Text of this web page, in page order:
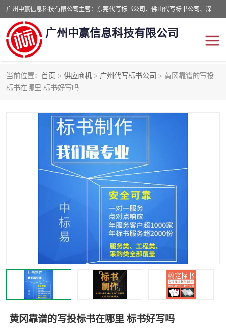
广州中赢信息科技有限公司主营：东莞代写标书公司、佛山代写标书公司、深圳代写标书公司等,食品类标书、工程类类标书,经验丰富的标书制作团队,24小时加急服务,多对一服务。
广州中赢信息科技有限公司
当前位置： 首页 > 供应商机 > 广州代写标书公司 > 黄冈靠谱的写投
标书在哪里 标书好写吗
黄冈靠谱的写投标书在哪里 标书好写吗
东莞代写标书公司
深圳代写标书公司 广州代写标书公司